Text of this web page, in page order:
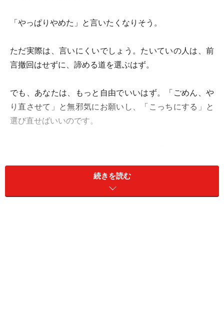
「やっぱりやめた」と言いたくなりそう。
ただ実際は、言いにくいでしょう。たいていの人は、前
言撤回はせずに、諦める道を選ぶはず。
でも、あなたは、もっと自由でいいはず。「ごめん、や
り直させて」と無邪気にお願いし、「こっちにする」と
選び直せばいいのです。
い」となって成立します。各方面にご迷惑をかけても、
いくつか仕切り直すことになっても、「やっぱり、こっ
続きを読む